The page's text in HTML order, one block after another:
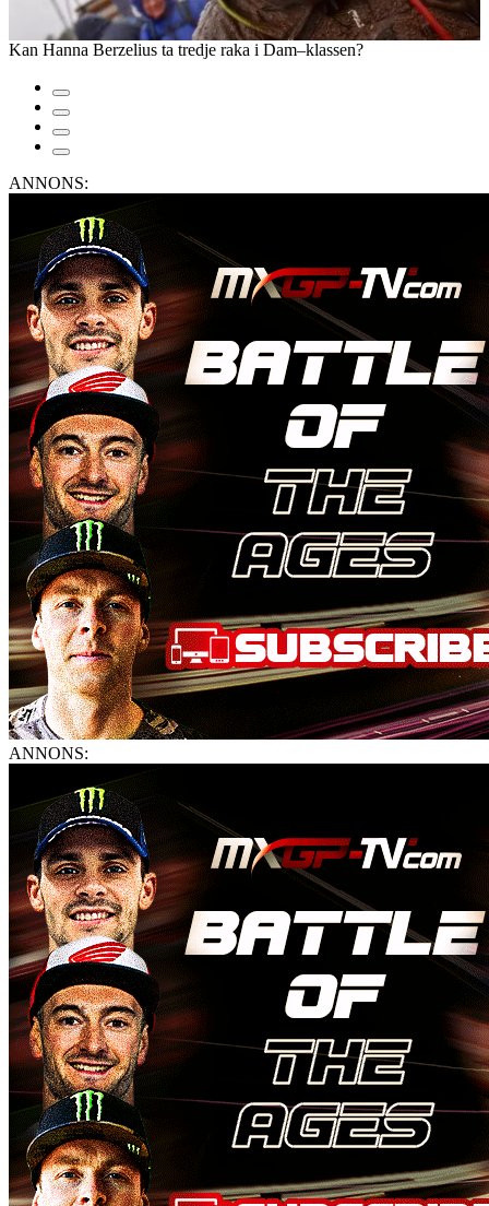
Kan Hanna Berzelius ta tredje raka i Dam–klassen?
ANNONS:
ANNONS: